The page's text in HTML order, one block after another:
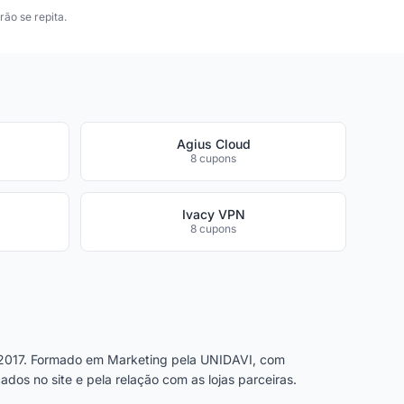
se repita.
Agius Cloud
8 cupons
Ivacy VPN
8 cupons
Formado em Marketing pela UNIDAVI, com
no site e pela relação com as lojas parceiras.